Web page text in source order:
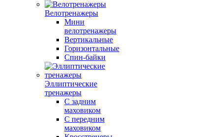
Велотренажеры
Мини
велотренажеры
Вертикальные
Горизонтальные
Спин-байки
Эллиптические
тренажеры
С задним
маховиком
С передним
маховиком